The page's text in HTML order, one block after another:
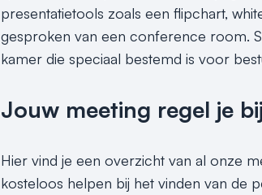
presentatietools zoals een flipchart,
gesproken van een conference room.
kamer die speciaal bestemd is voor
Jouw meeting regel je
Hier vind je een overzicht van al onze
kosteloos helpen bij het vinden van de